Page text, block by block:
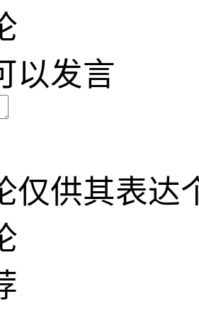
以发言
仅供其表达